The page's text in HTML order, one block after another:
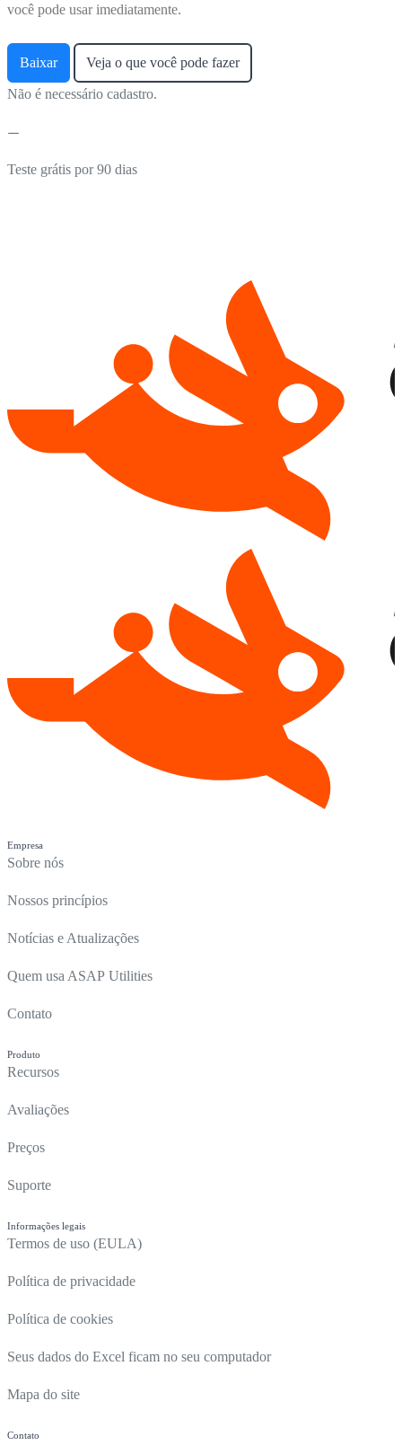
você pode usar imediatamente.
Baixar Veja o que você pode fazer
Não é necessário cadastro.
Teste grátis por 90 dias
Empresa
Sobre nós
Nossos princípios
Notícias e Atualizações
Quem usa ASAP Utilities
Contato
Produto
Recursos
Avaliações
Preços
Suporte
Informações legais
Termos de uso (EULA)
Política de privacidade
Política de cookies
Seus dados do Excel ficam no seu computador
Mapa do site
Contato